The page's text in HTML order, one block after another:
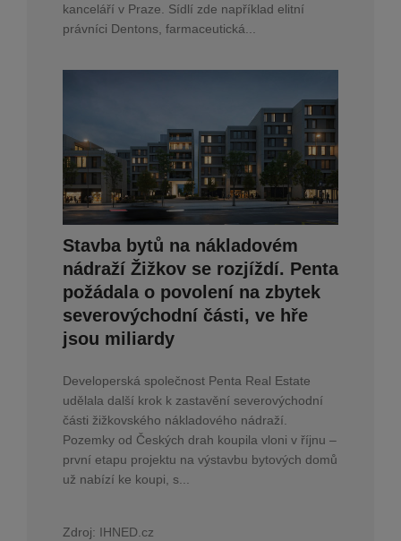
kanceláří v Praze. Sídlí zde například elitní
právníci Dentons, farmaceutická...
Stavba bytů na nákladovém
nádraží Žižkov se rozjíždí. Penta
požádala o povolení na zbytek
severovýchodní části, ve hře
jsou miliardy
Developerská společnost Penta Real Estate
udělala další krok k zastavění severovýchodní
části žižkovského nákladového nádraží.
Pozemky od Českých drah koupila vloni v říjnu –
první etapu projektu na výstavbu bytových domů
už nabízí ke koupi, s...
Zdroj: IHNED.cz